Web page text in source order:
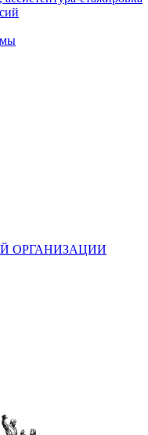
ОРГАНИЗАЦИИ